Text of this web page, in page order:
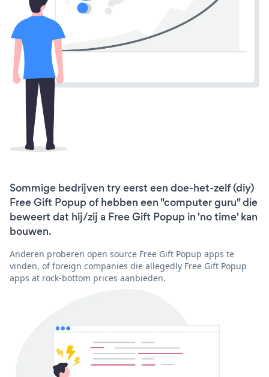
Sommige bedrijven try eerst een doe-het-zelf (diy)
Free Gift Popup of hebben een "computer guru" die
beweert dat hij/zij a Free Gift Popup in 'no time' kan
bouwen.
Anderen proberen open source Free Gift Popup apps te
vinden, of foreign companies die allegedly Free Gift Popup
apps at rock-bottom prices aanbieden.